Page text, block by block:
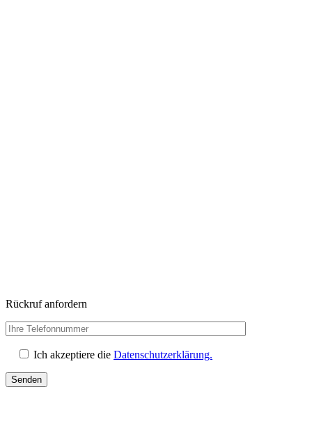
Rückruf anfordern
Ich akzeptiere die Datenschutzerklärung.